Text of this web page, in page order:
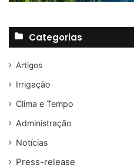
Categorias
Artigos
Irrigação
Clima e Tempo
Administração
Notícias
Press-release